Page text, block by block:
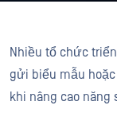
Nhiều tổ chức
gửi biểu mẫu hoặc
khi nâng cao